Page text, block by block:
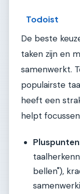
Todoist
De beste
taken zijn en
samenwerkt.
populairste
heeft een
helpt
bellen"),